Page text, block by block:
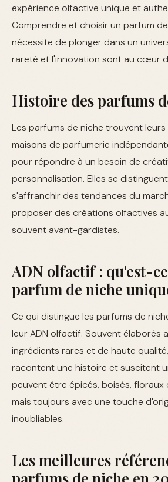
expérience olfactive unique et
Comprendre et choisir un parfum
nécessite de plonger dans un
rareté et l'innovation sont au cœur
Histoire des parfums
Les parfums de niche trouvent
maisons de parfumerie
pour répondre à un besoin de
personnalisation. Elles se
s'affranchir des tendances du
proposer des créations olfactives
souvent avant-gardistes.
ADN olfactif : qu'est-
parfum de niche
Ce qui distingue les parfums de
leur ADN olfactif. Souvent élaborés
ingrédients rares et de haute
racontent une histoire et suscitent
peuvent être épicés, boisés, floraux
mais toujours avec une touche
inoubliables.
Les meilleures
parfums de niche en